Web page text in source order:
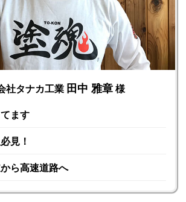
社タナカ工業 田中 雅章様
ます
見！
ら高速道路へ